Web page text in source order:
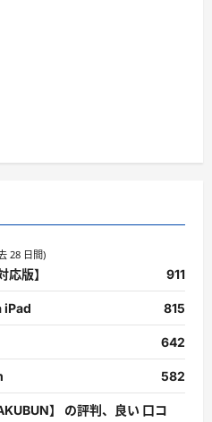
28 日間)
版】 911
iPad 815
642
582
】 の評判、良い 口コ